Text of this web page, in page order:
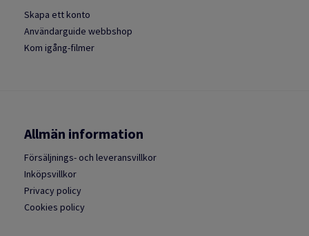
Skapa ett konto
Användarguide webbshop
Kom igång-filmer
Allmän information
Försäljnings- och leveransvillkor
Inköpsvillkor
Privacy policy
Cookies policy